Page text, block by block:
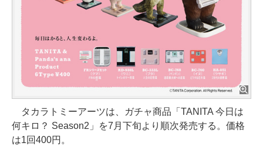
タカラトミーアーツは、ガチャ商品「TANITA 今日は
何キロ？ Season2」を7月下旬より順次発売する。価格
は1回400円。